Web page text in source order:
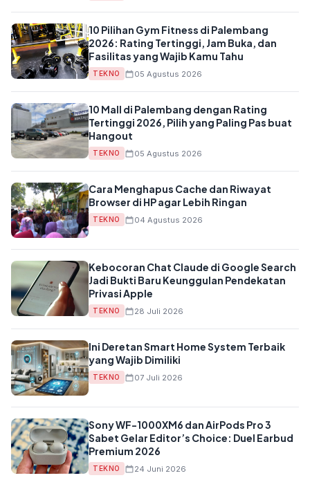
10 Pilihan Gym Fitness di Palembang
2026: Rating Tertinggi, Jam Buka, dan
Fasilitas yang Wajib Kamu Tahu
TEKNO 05 Agustus 2026
10 Mall di Palembang dengan Rating
Tertinggi 2026, Pilih yang Paling Pas buat
Hangout
TEKNO 05 Agustus 2026
Cara Menghapus Cache dan Riwayat
Browser di HP agar Lebih Ringan
TEKNO 04 Agustus 2026
Kebocoran Chat Claude di Google Search
Jadi Bukti Baru Keunggulan Pendekatan
Privasi Apple
TEKNO 28 Juli 2026
Ini Deretan Smart Home System Terbaik
yang Wajib Dimiliki
TEKNO 07 Juli 2026
Sony WF-1000XM6 dan AirPods Pro 3
Sabet Gelar Editor’s Choice: Duel Earbud
Premium 2026
TEKNO 24 Juni 2026